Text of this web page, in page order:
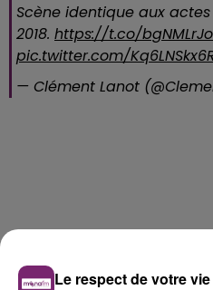
Scène identique aux
2018. https://t.co/
pic.twitter.com/
— Clément Lanot
Le respect de votre